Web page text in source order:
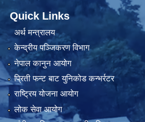
Quick Links
अर्थ मन्त्रालय
केन्द्रीय पञ्जिकरण विभाग
नेपाल कानुन आयोग
प्रिती फन्ट बाट युनिकोड कन्भर्रटर
राष्ट्रिय योजना आयोग
लोक सेवा आयोग